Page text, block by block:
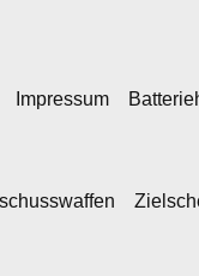
Impressum